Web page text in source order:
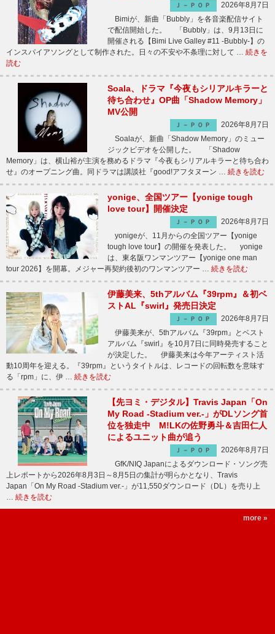
Ｊ－ＰＯＰ
2026年8月7日
Bimiが、新曲「Bubbly」を各音楽配信サイト
で配信開始した。 「Bubbly」は、9月13日に
開催される【Bimi Live Galley #11 -Bubbly-】の
インスパイアソングとして制作された。日々の不安や不条理に対して … 続きを
読む
Soala、ドラマ『今夜もシリアルキラーと
待ち合わせ』OP曲「Shadow Memory」
MV公開
Ｊ－ＰＯＰ
2026年8月7日
Soalaが、新曲「Shadow Memory」のミュー
ジックビデオを公開した。 「Shadow
Memory」は、横山裕が主演を務めるドラマ『今夜もシリアルキラーと待ち合わ
せ』のオープニング曲。同ドラマは講談社『good!アフタヌーン … 続きを読む
yonige、全国ツアー【yonige tough
love tour】開催決定
Ｊ－ＰＯＰ
2026年8月7日
yonigeが、11月からの全国ツアー【yonige
tough love tour】の開催を発表した。 yonige
は、東名阪ワンマンツアー【yonige one man
tour 2026】を開幕。メジャー再契約後初のワンマンツアー … 続きを読む
伊藤美来、5thアルバム『39rpm』＆初ベ
ストAL『swirl』発売日決定
Ｊ－ＰＯＰ
2026年8月7日
伊藤美来が、5thアルバム『39rpm』とベスト
アルバム『swirl』を10月7日に同時発売すること
が決定した。 伊藤美来は今年アーティスト活
動10周年を迎える。『39rpm』というタイトルは、レコードの回転数を意味す
る「rpm」に、伊 … 続きを読む
【先ヨミ・デジタル】Travis Japan「On
My Road -Stadium ver.-」がDLソング首
位を独走中 M!LKの佐野勇斗＆吉田仁人
によるユニット曲が追う
Ｊ－ＰＯＰ
2026年8月7日
GfK/NIQ Japanによるダウンロード・ソング売
上レポートから2026年8月3日～8月5日の集計が明らかとなり、Travis
Japan「On My Road -Stadium ver.-」が11,550ダウンロード（DL）を売り上
… 続きを読む
more »